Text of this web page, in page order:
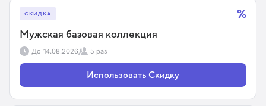
%
СКИДКА
Мужская базовая коллекция
До 14.08.2026 5 раз
Использовать Скидку